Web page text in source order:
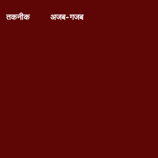
तकनीक अजब-गजब